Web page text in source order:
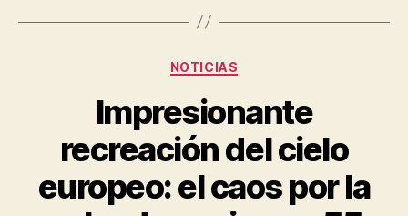
Categories
NOTICIAS
Impresionante
recreación del cielo
europeo: el caos por la